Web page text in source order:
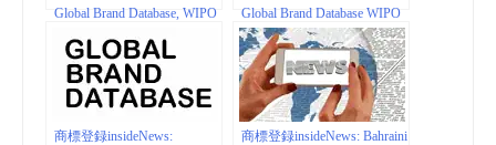
Global Brand Database, WIPO
Global Brand Database WIPO
商標登録insideNews:
商標登録insideNews: Bahraini